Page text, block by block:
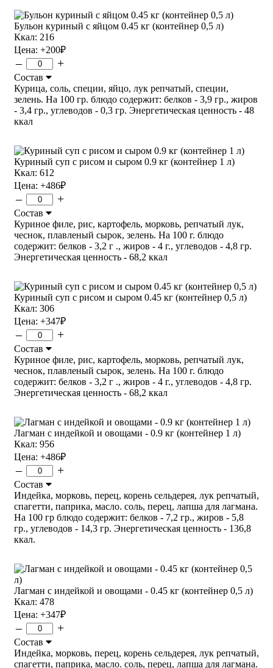
Бульон куриный с яйцом 0.45 кг (контейнер 0,5 л)
Ккал: 216
Цена: +200₽
– +
Состав
Курица, соль, специи, яйцо, лук репчатый, специи,
зелень. На 100 гр. блюдо содержит: белков - 3,9 гр., жиров
- 3,4 гр., углеводов - 0,3 гр. Энергетическая ценность - 48
ккал
Куриный суп с рисом и сыром 0.9 кг (контейнер 1 л)
Ккал: 612
Цена: +486₽
– +
Состав
Куриное филе, рис, картофель, морковь, репчатый лук,
чеснок, плавленый сырок, зелень. На 100 г. блюдо
содержит: белков - 3,2 г ., жиров - 4 г., углеводов - 4,8 гр.
Энергетическая ценность - 68,2 ккал
Куриный суп с рисом и сыром 0.45 кг (контейнер 0,5 л)
Ккал: 306
Цена: +347₽
– +
Состав
Куриное филе, рис, картофель, морковь, репчатый лук,
чеснок, плавленый сырок, зелень. На 100 г. блюдо
содержит: белков - 3,2 г ., жиров - 4 г., углеводов - 4,8 гр.
Энергетическая ценность - 68,2 ккал
Лагман с индейкой и овощами - 0.9 кг (контейнер 1 л)
Ккал: 956
Цена: +486₽
– +
Состав
Индейка, морковь, перец, корень сельдерея, лук репчатый,
спагетти, паприка, масло. соль, перец, лапша для лагмана.
На 100 гр блюдо содержит: белков - 7,2 гр., жиров - 5,8
гр., углеводов - 14,3 гр. Энергетическая ценность - 136,8
ккал.
Лагман с индейкой и овощами - 0.45 кг (контейнер 0,5 л)
Ккал: 478
Цена: +347₽
– +
Состав
Индейка, морковь, перец, корень сельдерея, лук репчатый,
спагетти, паприка, масло. соль, перец, лапша для лагмана.